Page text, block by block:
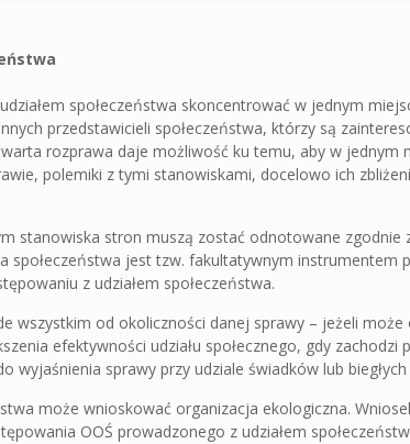
społeczeństwa skoncentrować w jednym
przedstawicieli społeczeństwa, którzy są
rozprawa daje możliwość ku temu, aby w jednym
polemiki z tymi stanowiskami, docelowo ich
stanowiska stron muszą zostać odnotowane zgodnie
społeczeństwa jest tzw. fakultatywnym instrumentem
z udziałem społeczeństwa.
wszystkim od okoliczności danej sprawy – jeżeli może
efektywności udziału społecznego, gdy
sprawy przy udziale świadków lub
może wnioskować organizacja ekologiczna.
OOŚ prowadzonego z udziałem